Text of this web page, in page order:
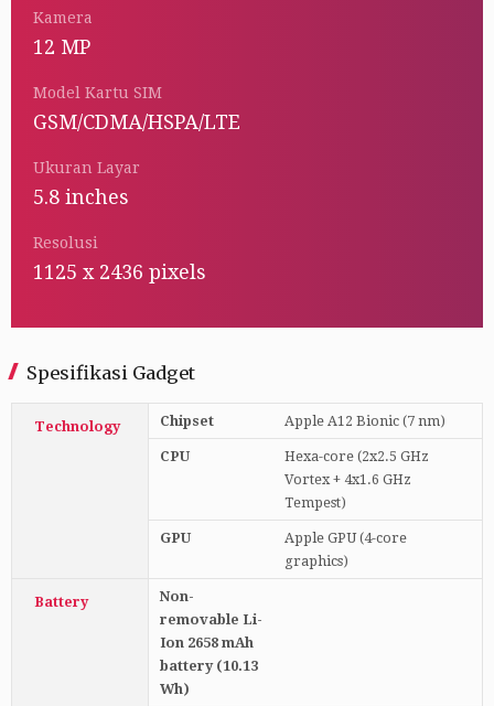
Kamera
12 MP
Model Kartu SIM
GSM/CDMA/HSPA/LTE
Ukuran Layar
5.8 inches
Resolusi
1125 x 2436 pixels
Spesifikasi Gadget
Technology Chipset Apple A12 Bionic (7 nm)
CPU
Hexa-core (2x2.5 GHz
Vortex + 4x1.6 GHz
Tempest)
GPU
Apple GPU (4-core
graphics)
Battery
Non-
removable Li-
Ion 2658 mAh
battery (10.13
Wh)